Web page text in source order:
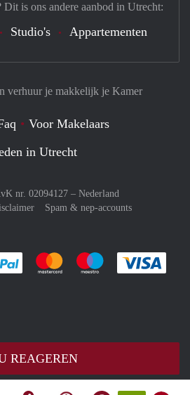
REAGEREN
verhuur je makkelijk je Kamer
Voor Makelaars
in Utrecht
nr. 02094127 – Nederland
Spam & nep-accounts
Je rekent gemakkelijk af met Paypal
Je rekent gemakkelijk af met
Je rekent
is ons andere aanbod in Utrecht:
Studio's Appartementen